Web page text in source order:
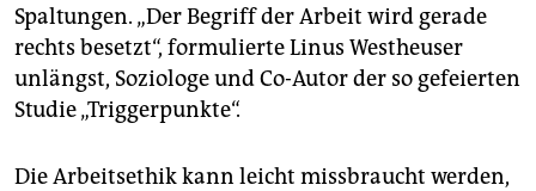
Spaltungen. „Der Begriff der Arbeit wird gerade
rechts besetzt“, formulierte Linus Westheuser
unlängst, Soziologe und Co-Autor der so gefeierten
Studie „Triggerpunkte“.
Die Arbeitsethik kann leicht missbraucht werden,